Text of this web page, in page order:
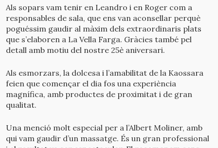
Als sopars vam tenir en Leandro i en Roger com a
responsables de sala, que ens van aconsellar perquè
poguéssim gaudir al màxim dels extraordinaris plats
que s’elaboren a La Vella Farga. Gràcies també pel
detall amb motiu del nostre 25è aniversari.
Als esmorzars, la dolcesa i l’amabilitat de la Kaossara
feien que començar el dia fos una experiència
magnífica, amb productes de proximitat i de gran
qualitat.
Una menció molt especial per a l’Albert Moliner, amb
qui vam gaudir d’un massatge. És un gran professional